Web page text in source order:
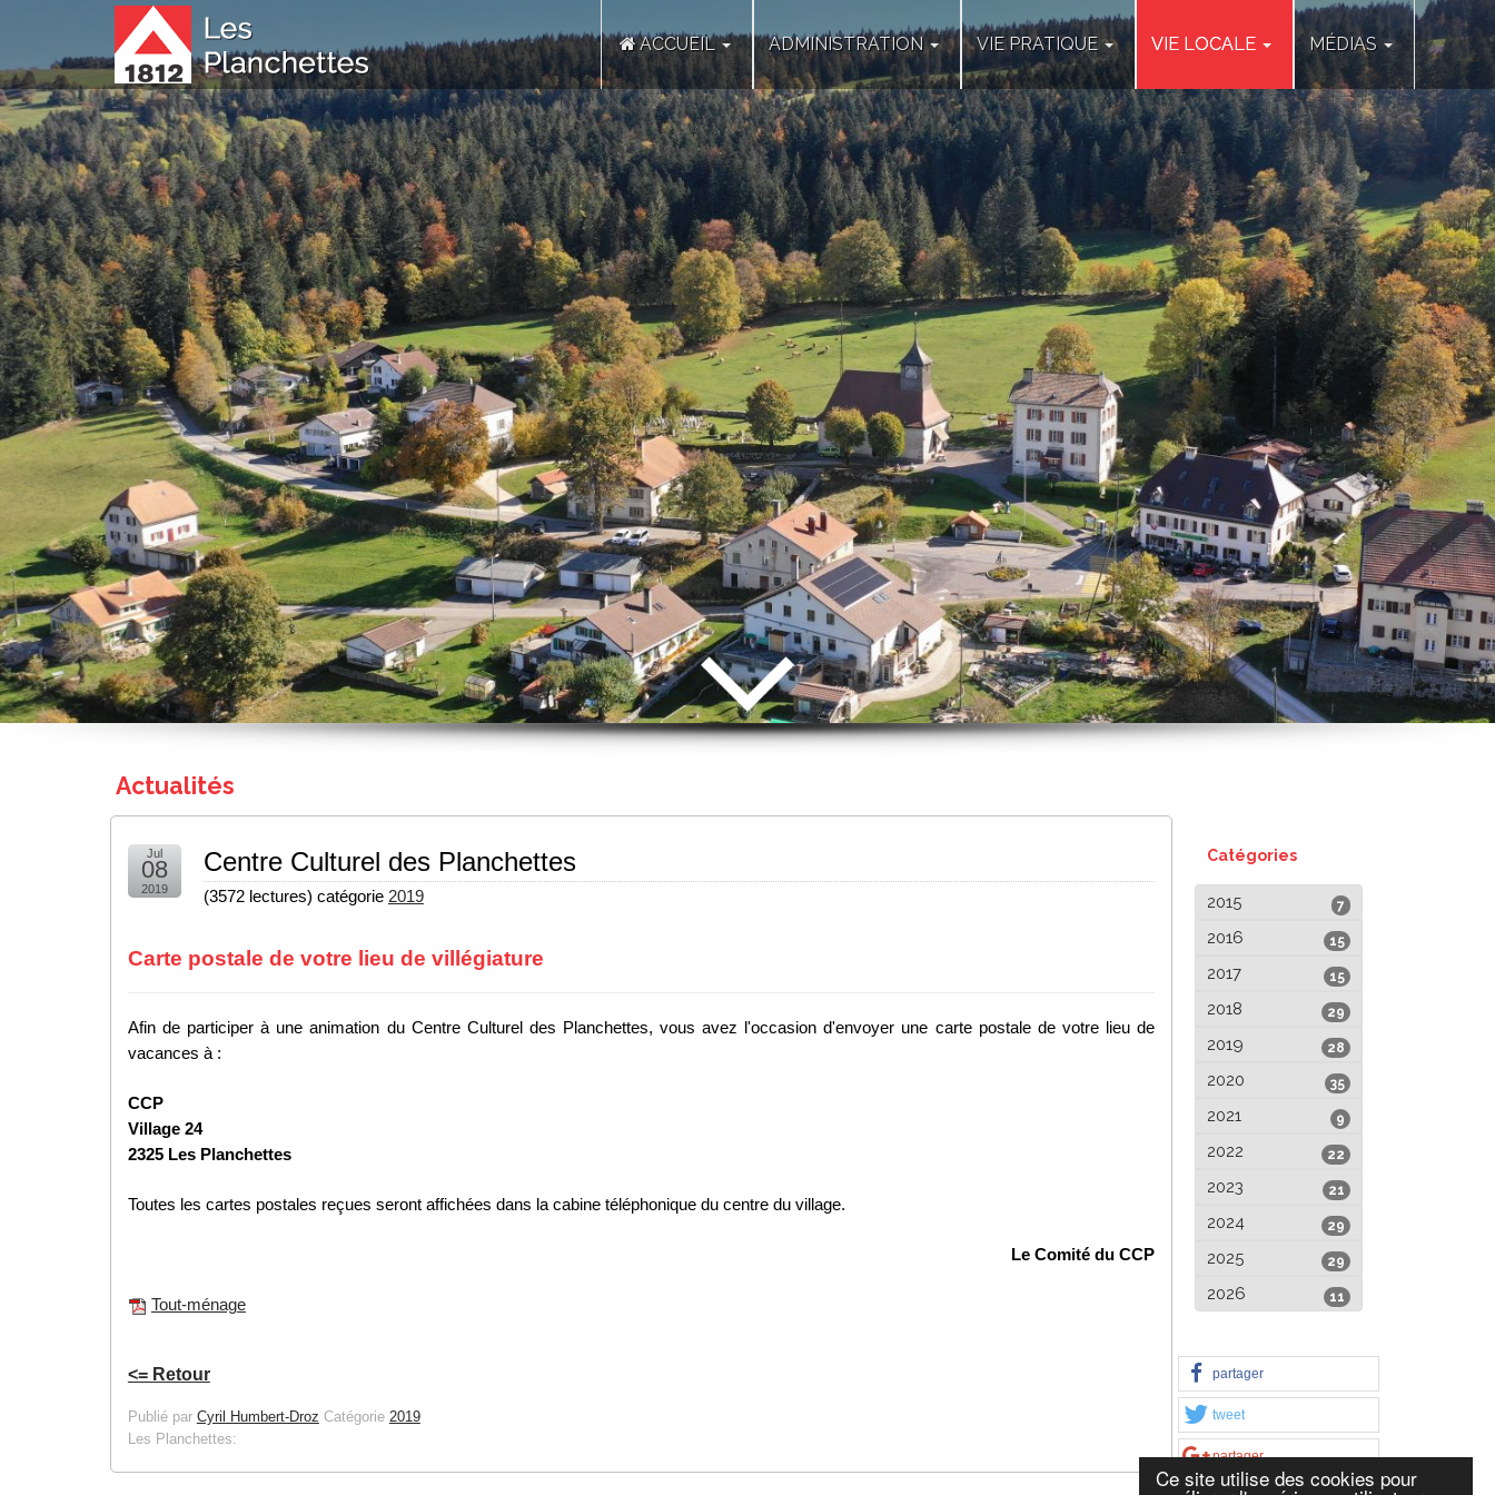
Ce site utilise des cookies pour
ACCUEIL ADMINISTRATION VIE PRATIQUE VIE LOCALE MÉDIAS
Actualités
Centre Culturel des Planchettes
(3572 lectures) catégorie 2019
Jul
08
2019
Carte postale de votre lieu de villégiature
Afin de participer à une animation du Centre Culturel des Planchettes, vous avez l'occasion d'envoyer une carte postale de votre lieu de
vacances à :
CCP
Village 24
2325 Les Planchettes
Toutes les cartes postales reçues seront affichées dans la cabine téléphonique du centre du village.
Le Comité du CCP
Tout-ménage
<= Retour
Publié par Cyril Humbert-Droz Catégorie 2019
Les Planchettes:
Catégories
7
2015
15
2016
15
2017
29
2018
28
2019
35
2020
9
2021
22
2022
21
2023
29
2024
29
2025
11
2026
partager
tweet
partager